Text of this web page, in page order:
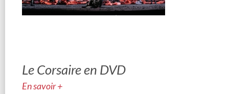
Le Corsaire en DVD
En savoir +